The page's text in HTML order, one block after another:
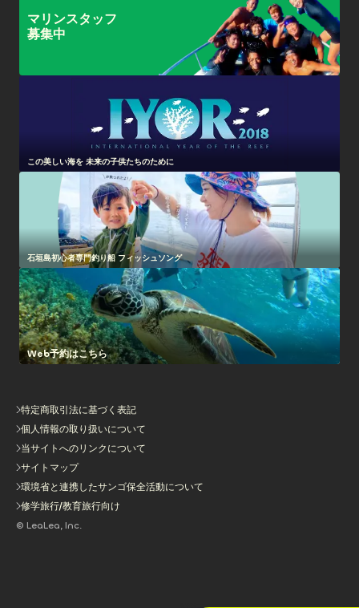
マリンスタッフ
募集中
この美しい海を 未来の子供たちのために
石垣島初心者専門釣り船 フィッシュソング
Web予約はこちら
特定商取引法に基づく表記
個人情報の取り扱いについて
当サイトへのリンクについて
サイトマップ
環境省と連携したサンゴ保全活動について
修学旅行/教育旅行向け
© LeaLea, Inc.